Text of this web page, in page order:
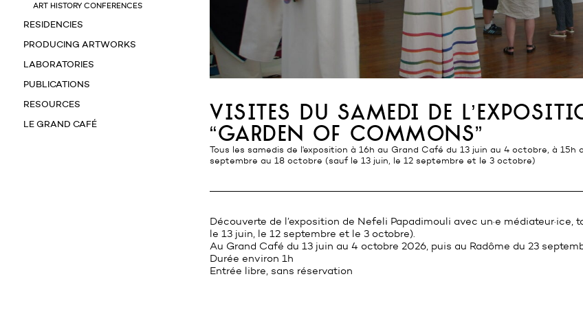
ART HISTORY CONFERENCES
RESIDENCIES
PRODUCING ARTWORKS
LABORATORIES
PUBLICATIONS
RESOURCES
LE GRAND CAFÉ
visites du samedi de
“garden of commons”
Tous les samedis de l'exposition à 16h au Grand Café du 13 juin au 4 octobre, à 15h au Radôme du 23
septembre au 18 octobre (sauf le 13 juin, le 12 septembre et le 3 octobre)
Découverte de l’exposition de Nefeli Papadimouli avec un·e médiateur·ice,
le 13 juin, le 12 septembre et le 3 octobre).
Au Grand Café du 13 juin au 4 octobre 2026, puis au Radôme du 23
Durée environ 1h
Entrée libre, sans réservation